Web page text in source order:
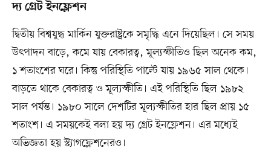
দ্য গ্রেট ইনফ্লেশন
দ্বিতীয় বিশ্বযুদ্ধ মার্কিন যুক্তরাষ্ট্রকে সমৃদ্ধি এনে দিয়েছিল। সে সময়
উৎপাদন বাড়ে, কমে যায় বেকারত্ব, মূল্যস্ফীতিও ছিল অনেক কম,
১ শতাংশের ঘরে। কিন্তু পরিস্থিতি পাল্টে যায় ১৯৬৫ সাল থেকে।
বাড়তে থাকে বেকারত্ব ও মূল্যস্ফীতি। এই পরিস্থিতি ছিল ১৯৮২
সাল পর্যন্ত। ১৯৮০ সালে দেশটির মূল্যস্ফীতির হার ছিল প্রায় ১৫
শতাংশ। এ সময়কেই বলা হয় দ্য গ্রেট ইনফ্লেশন। এর মধ্যেই
অভিজ্ঞতা হয় স্ট্যাগফ্লেশনেরও।